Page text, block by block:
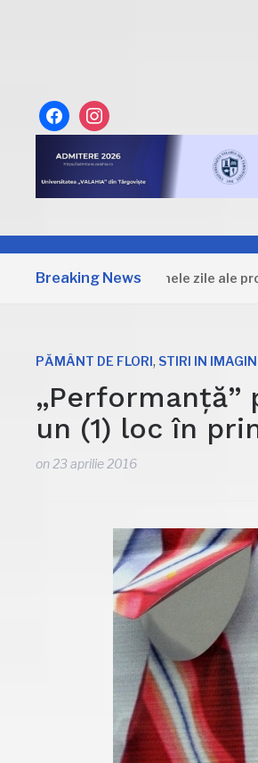
facebookinstagram
Breaking News
Dâmbovița: Primele zile ale
PĂMÂNT DE FLORI, STIRI IN
„Performanță”
un (1) loc în
on 23 aprilie 2016